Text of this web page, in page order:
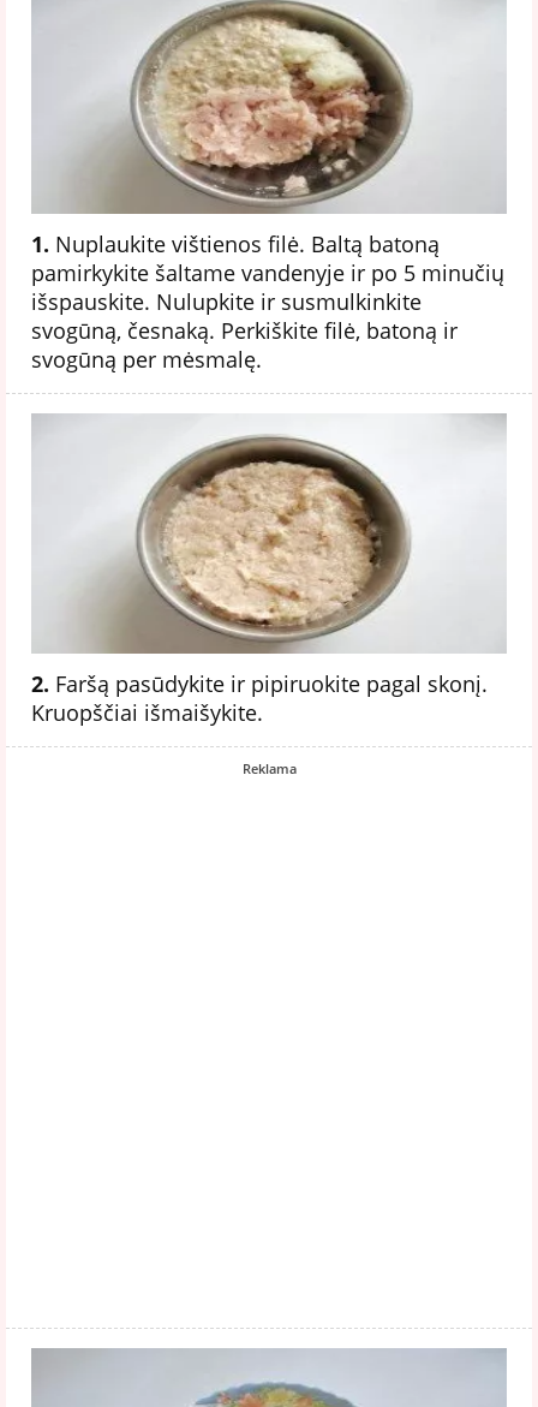
1. Nuplaukite vištienos filė. Baltą batoną
pamirkykite šaltame vandenyje ir po 5 minučių
išspauskite. Nulupkite ir susmulkinkite
svogūną, česnaką. Perkiškite filė, batoną ir
svogūną per mėsmalę.
2. Faršą pasūdykite ir pipiruokite pagal skonį.
Kruopščiai išmaišykite.
Reklama